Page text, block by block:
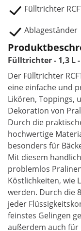
Fülltrichter
Ablageständer
Fülltrichter - 1,3 L
Der Fülltrichter
eine einfache und
Likören, Toppings,
Dekoration von
Durch die
hochwertige
besonders für
Mit diesem
problemlos
Köstlichkeiten, wie
werden. Durch die
jeder
feinstes Gelingen
außerdem auch für